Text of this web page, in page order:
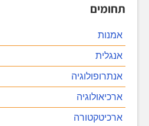
תחומים
אמנות
אנגלית
אנתרופולוגיה
ארכיאולוגיה
ארכיטקטורה